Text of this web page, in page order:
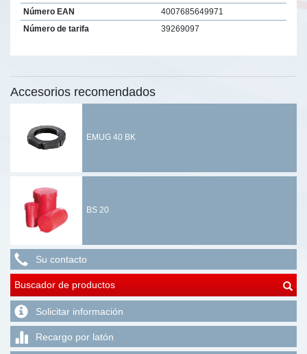
Número EAN
4007685649971
Número de tarifa
39269097
Accesorios recomendados
EMUG 40 BK
BS 20
Su contacto
Buscador de productos
Solicitar información
Recargo por latón